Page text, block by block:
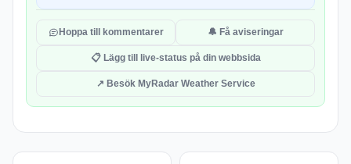
Hoppa till kommentarer 🔔 Få aviseringar
📋 Lägg till live-status på din webbsida
↗ Besök MyRadar Weather Service